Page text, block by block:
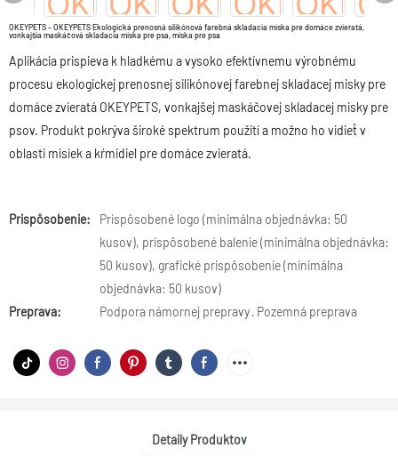
OKEYPETS - OKEYPETS Ekologická prenosná silikónová farebná skladacia miska pre domáce zvieratá,
vonkajšia maskáčová skladacia miska pre psa, miska pre psa
Aplikácia prispieva k hladkému a vysoko efektívnemu výrobnému
procesu ekologickej prenosnej silikónovej farebnej skladacej misky pre
domáce zvieratá OKEYPETS, vonkajšej maskáčovej skladacej misky pre
psov. Produkt pokrýva široké spektrum použití a možno ho vidieť v
oblasti misiek a kŕmidiel pre domáce zvieratá.
Prispôsobenie:
Prispôsobené logo (minimálna objednávka: 50
kusov), prispôsobené balenie (minimálna objednávka:
50 kusov), grafické prispôsobenie (minimálna
objednávka: 50 kusov)
Preprava:
Podpora námornej prepravy · Pozemná preprava
Detaily Produktov